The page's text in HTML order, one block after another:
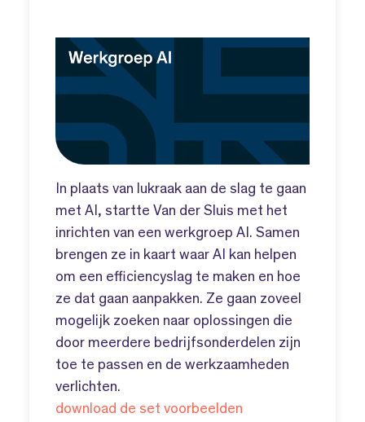
In plaats van lukraak aan de slag te gaan
met AI, startte Van der Sluis met het
inrichten van een werkgroep AI. Samen
brengen ze in kaart waar AI kan helpen
om een efficiencyslag te maken en hoe
ze dat gaan aanpakken. Ze gaan zoveel
mogelijk zoeken naar oplossingen die
door meerdere bedrijfsonderdelen zijn
toe te passen en de werkzaamheden
verlichten.
download de set voorbeelden